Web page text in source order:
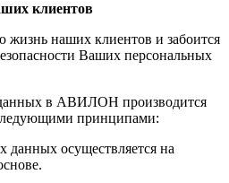
клиентов
наших клиентов и забоится
Ваших персональных
в АВИЛОН производится
принципами:
данных осуществляется на